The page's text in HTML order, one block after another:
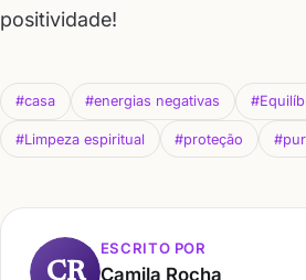
positividade!
#casa #energias negativas
#Limpeza espiritual #proteção
CR
ESCRITO POR
Camila Rocha